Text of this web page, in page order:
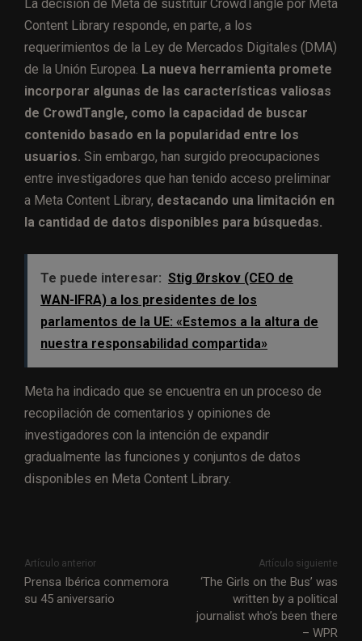
La decisión de Meta de sustituir CrowdTangle por Meta
Content Library responde, en parte, a los
requerimientos de la Ley de Mercados Digitales (DMA)
de la Unión Europea. La nueva herramienta promete
incorporar algunas de las características valiosas
de CrowdTangle, como la capacidad de buscar
contenido basado en la popularidad entre los
usuarios. Sin embargo, han surgido preocupaciones
entre investigadores que han tenido acceso preliminar
a Meta Content Library, destacando una limitación en
la cantidad de datos disponibles para búsquedas.
Te puede interesar: Stig Ørskov (CEO de
WAN-IFRA) a los presidentes de los
parlamentos de la UE: «Estemos a la altura de
nuestra responsabilidad compartida»
Meta ha indicado que se encuentra en un proceso de
recopilación de comentarios y opiniones de
investigadores con la intención de expandir
gradualmente las funciones y conjuntos de datos
disponibles en Meta Content Library.
Artículo anterior
Prensa Ibérica conmemora
su 45 aniversario
Artículo siguiente
‘The Girls on the Bus’ was
written by a political
journalist who’s been there
– WPR